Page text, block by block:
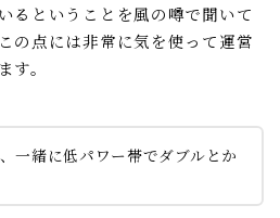
るということを風の噂で聞いて
の点には非常に気を使って運営
。
一緒に低パワー帯でダブルとか